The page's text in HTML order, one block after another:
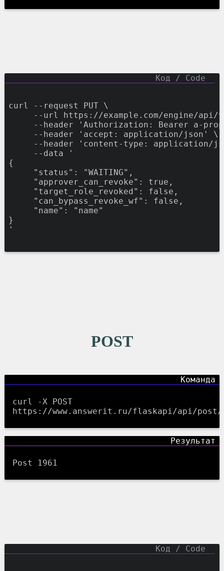
curl --request PUT \
--url
https://example.com/engine/
--header
' Authorization: Bearer a-
--header
' accept: application/json '
\
--header
' content-type: application/
--data
'
{
     "status": "WAITING",
     "approver_can_revoke": true,
     "target_role_revoked": false,
     "can_bypass_revoke_wf": false,
     "name": "name"
}
'
POST
curl -X POST
https://www.answerit.ru/flaskapi/api/post/
Post 1961